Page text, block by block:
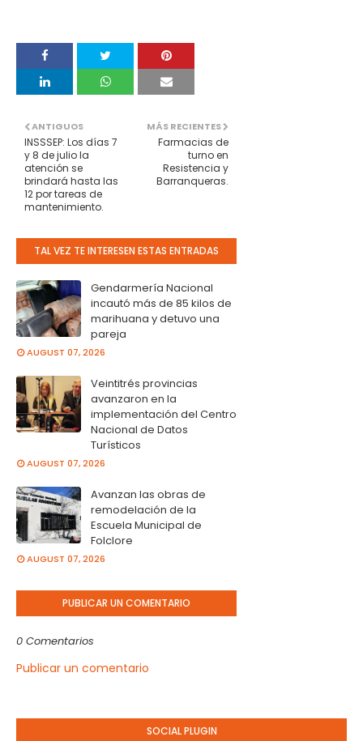
MÁS RECIENTES
Farmacias de
turno en
Resistencia y
Barranqueras.
ANTIGUOS
INSSSEP: Los días 7
y 8 de julio la
atención se
brindará hasta las
12 por tareas de
mantenimiento.
TAL VEZ TE INTERESEN ESTAS ENTRADAS
Gendarmería Nacional
incautó más de 85 kilos de
marihuana y detuvo una
pareja
AUGUST 07, 2026
Veintitrés provincias
avanzaron en la
implementación del Centro
Nacional de Datos
Turísticos
AUGUST 07, 2026
Avanzan las obras de
remodelación de la
Escuela Municipal de
Folclore
AUGUST 07, 2026
PUBLICAR UN COMENTARIO
0 Comentarios
Publicar un comentario
SOCIAL PLUGIN